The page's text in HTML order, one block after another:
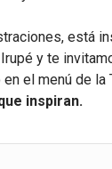
está
y te
el menú de la
inspiran.